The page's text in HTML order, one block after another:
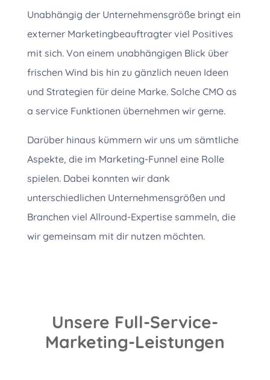
Unabhängig der Unternehmensgröße bringt ein
externer Marketingbeauftragter viel Positives
mit sich. Von einem unabhängigen Blick über
frischen Wind bis hin zu gänzlich neuen Ideen
und Strategien für deine Marke. Solche CMO as
a service Funktionen übernehmen wir gerne.
Darüber hinaus kümmern wir uns um sämtliche
Aspekte, die im Marketing-Funnel eine Rolle
spielen. Dabei konnten wir dank
unterschiedlichen Unternehmensgrößen und
Branchen viel Allround-Expertise sammeln, die
wir gemeinsam mit dir nutzen möchten.
Unsere Full-Service-
Marketing-Leistungen